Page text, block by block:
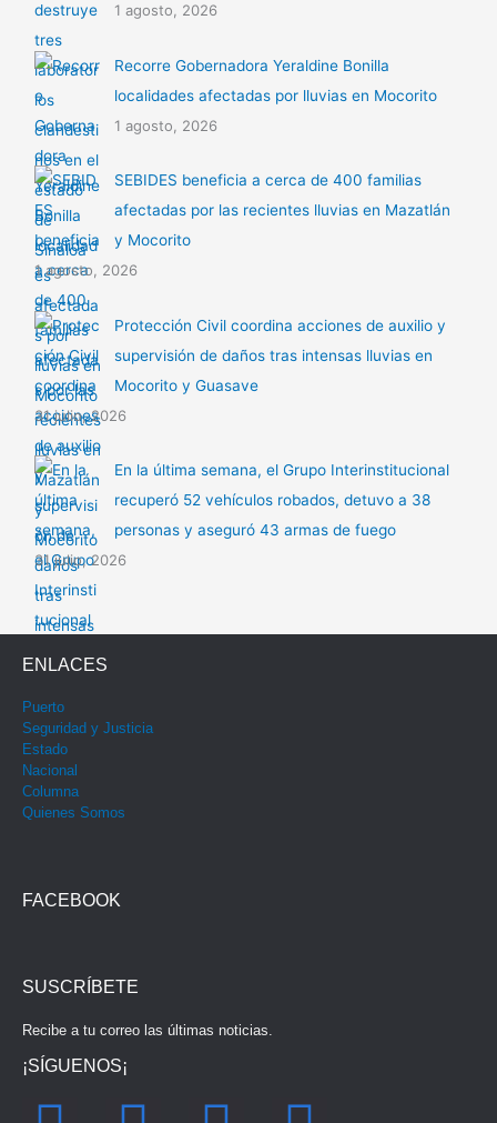
1 agosto, 2026
Recorre Gobernadora Yeraldine Bonilla
localidades afectadas por lluvias en Mocorito
1 agosto, 2026
SEBIDES beneficia a cerca de 400 familias
afectadas por las recientes lluvias en Mazatlán
y Mocorito
1 agosto, 2026
Protección Civil coordina acciones de auxilio y
supervisión de daños tras intensas lluvias en
Mocorito y Guasave
31 julio, 2026
En la última semana, el Grupo Interinstitucional
recuperó 52 vehículos robados, detuvo a 38
personas y aseguró 43 armas de fuego
31 julio, 2026
ENLACES
Puerto
Seguridad y Justicia
Estado
Nacional
Columna
Quienes Somos
FACEBOOK
SUSCRÍBETE
Recibe a tu correo las últimas noticias.
¡SÍGUENOS¡